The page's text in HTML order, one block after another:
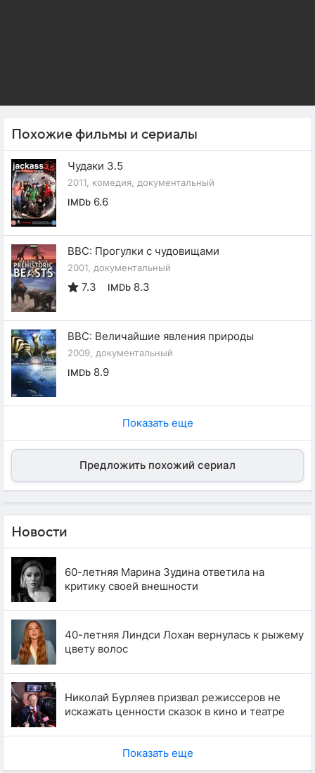
Похожие фильмы и сериалы
Чудаки 3.5
2011, комедия, документальный
IMDb 6.6
BBC: Прогулки с чудовищами
2001, документальный
7.3 IMDb 8.3
BBC: Величайшие явления природы
2009, документальный
IMDb 8.9
Показать еще
Предложить похожий сериал
Новости
60-летняя Марина Зудина ответила на
критику своей внешности
40-летняя Линдси Лохан вернулась к рыжему
цвету волос
Николай Бурляев призвал режиссеров не
искажать ценности сказок в кино и театре
Показать еще